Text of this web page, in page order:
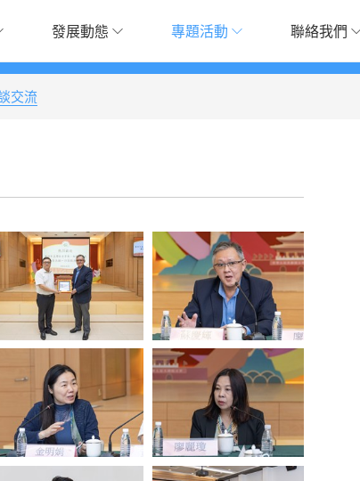
發展動態 專題活動 聯絡我們
交流